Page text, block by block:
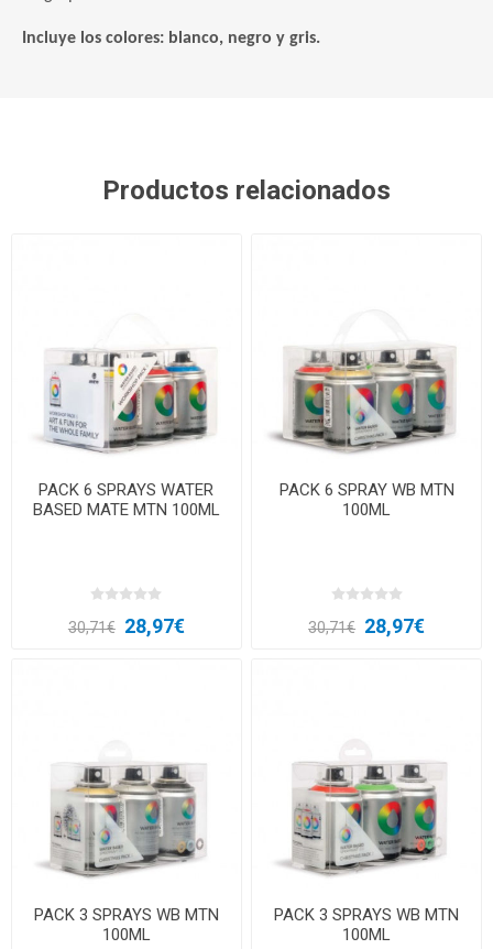
Incluye los colores: blanco, negro y gris.
Productos relacionados
PACK 6 SPRAYS WATER
BASED MATE MTN 100ML
30,71€ 28,97€
PACK 6 SPRAY WB MTN
100ML
30,71€ 28,97€
PACK 3 SPRAYS WB MTN
100ML
PACK 3 SPRAYS WB MTN
100ML